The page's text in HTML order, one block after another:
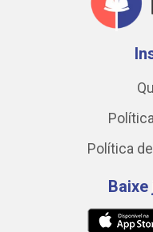
Política